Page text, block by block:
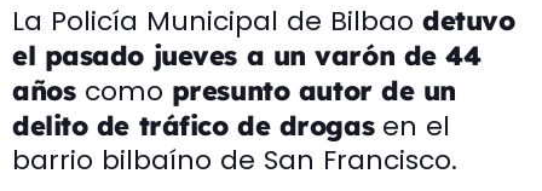
La Policía Municipal de Bilbao detuvo
el pasado jueves a un varón de 44
años como presunto autor de un
delito de tráfico de drogasen el
barrio bilbaíno de San Francisco.